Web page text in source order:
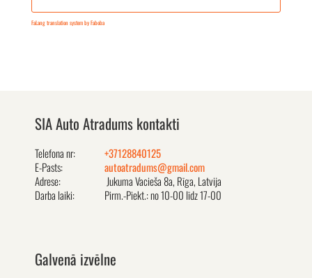
FaLang translation system by Faboba
SIA Auto Atradums kontakti
Telefona nr:
+37128840125
E-Pasts:
autoatradums@gmail.com
Adrese:
Jukuma Vacieša 8a, Rīga, Latvija
Darba laiki:
Pirm.-Piekt.: no 10-00 līdz 17-00
Galvenā izvēlne